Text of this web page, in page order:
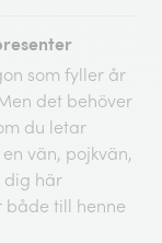
som fyller år
det behöver
du letar
vän, pojkvän,
dig här
både till henne